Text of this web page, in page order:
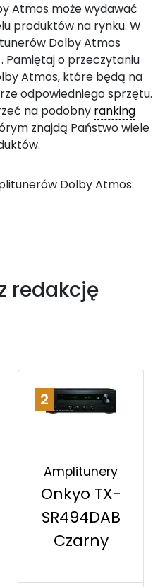
Atmos może wydawać
produktów na rynku. W
Dolby Atmos
. Pamiętaj o przeczytaniu
Atmos, które będą na
odpowiedniego sprzętu.
na podobny ranking
znajdą Państwo wiele
Dolby Atmos:
redakcję
2
Amplitunery
Onkyo TX-
SR494DAB
Czarny